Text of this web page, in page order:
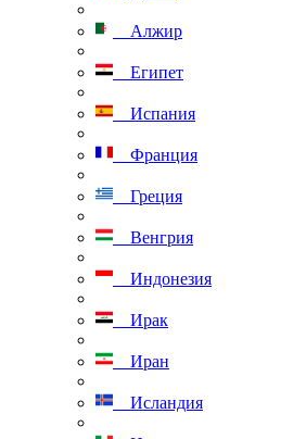
Алжир
Египет
Испания
Франция
Греция
Венгрия
Индонезия
Ирак
Иран
Исландия